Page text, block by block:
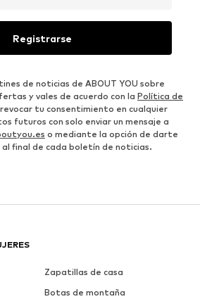
Registrarse
de noticias de ABOUT YOU sobre
y vales de acuerdo con la Política de
revocar tu consentimiento en cualquier
futuros con solo enviar un mensaje a
o mediante la opción de darte
final de cada boletín de noticias.
Zapatillas de casa
Botas de montaña